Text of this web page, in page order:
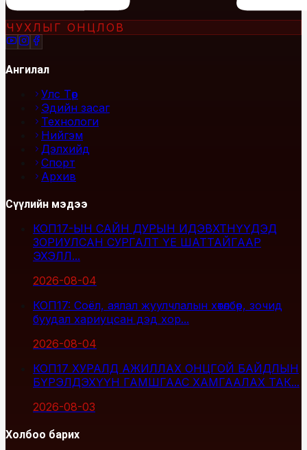
ЧУХЛЫГ ОНЦЛОВ
Ангилал
Улс Төр
Эдийн засаг
Технологи
Нийгэм
Дэлхийд
Спорт
Архив
Сүүлийн мэдээ
КОП17-ЫН САЙН ДУРЫН ИДЭВХТНҮҮДЭД
ЗОРИУЛСАН СУРГАЛТ ҮЕ ШАТТАЙГААР
ЭХЭЛЛ...
2026-08-04
КОП17: Соёл, аялал жуулчлалын хөтөлбөр, зочид
буудал хариуцсан дэд хор...
2026-08-04
КОП17 ХУРАЛД АЖИЛЛАХ ОНЦГОЙ БАЙДЛЫН
БҮРЭЛДЭХҮҮН ГАМШГААС ХАМГААЛАХ ТАК...
2026-08-03
Холбоо барих